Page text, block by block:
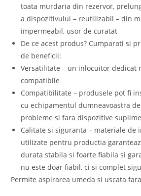
toata murdaria din rezervor,
a dispozitivului – reutilizabil – din
impermeabil, usor de curatat
De ce acest produs? Cumparati si
de beneficii:
Versatilitate – un inlocuitor dedicat
compatibile
Compatibilitate – produsele pot fi
cu echipamentul dumneavoastra
probleme si fara dispozitive
Calitate si siguranta – materiale de
utilizate pentru productia
durata stabila si foarte fiabila si
nu este doar fiabil, ci si complet
Permite aspirarea umeda si uscata